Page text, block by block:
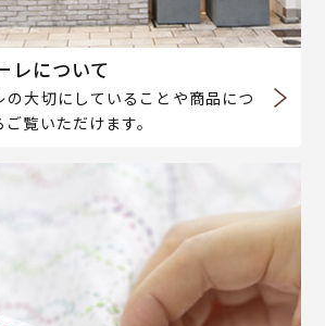
レについて
の大切にしていることや商品につ
覧いただけます。